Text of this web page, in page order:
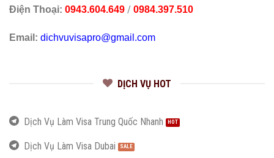
Điện Thoại: 0943.604.649 / 0984.397.510
Email: dichvuvisapro@gmail.com
DỊCH VỤ HOT
Dịch Vụ Làm Visa Trung Quốc Nhanh
Dịch Vụ Làm Visa Dubai